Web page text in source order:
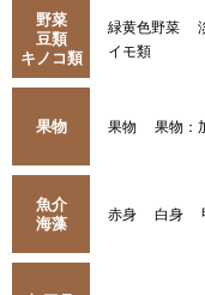
野菜
豆類
キノコ類
緑黄色野菜
イモ類
果物 果物 果物：
魚介
海藻
赤身 白身